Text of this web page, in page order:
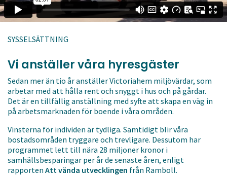
SYSSELSÄTTNING
Vi anställer våra hyresgäster
Sedan mer än tio år anställer Victoriahem miljövärdar, som
arbetar med att hålla rent och snyggt i hus och på gårdar.
Det är en tillfällig anställning med syfte att skapa en väg in
på arbetsmarknaden för boende i våra områden.
Vinsterna för individen är tydliga. Samtidigt blir våra
bostadsområden tryggare och trevligare. Dessutom har
programmet lett till nära 28 miljoner kronor i
samhällsbesparingar per år de senaste åren, enligt
rapporten Att vända utvecklingen från Ramboll.